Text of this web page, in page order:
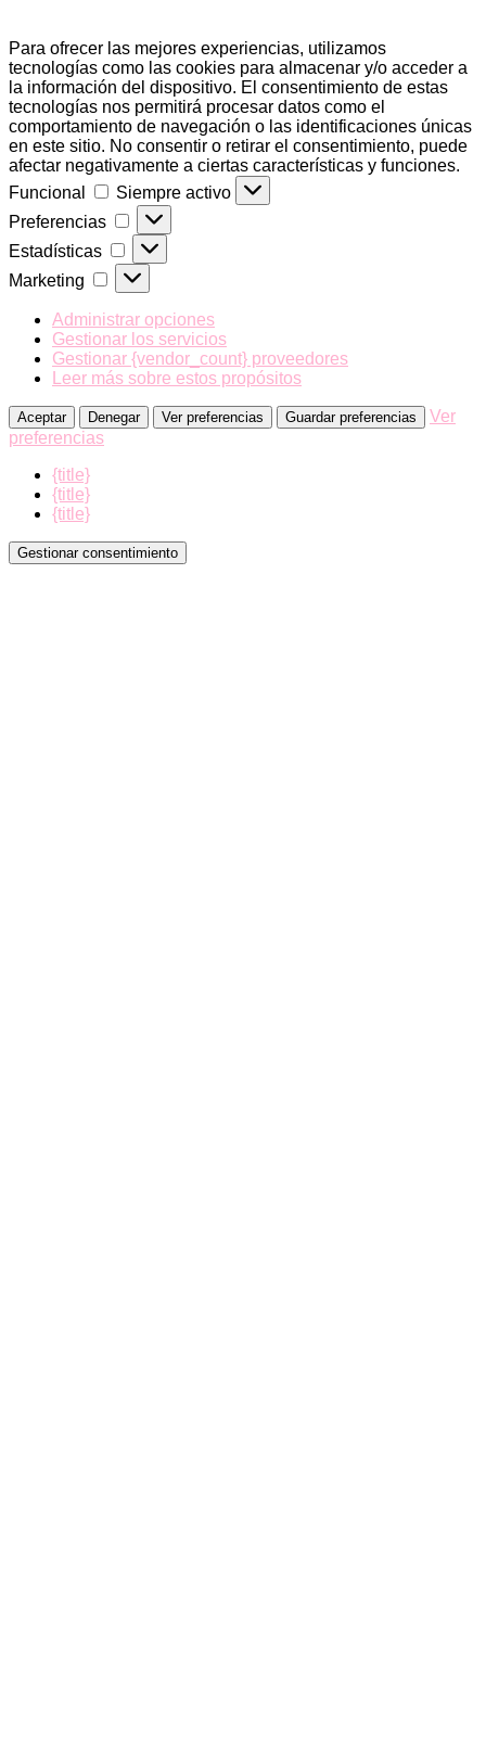
Para ofrecer las mejores experiencias, utilizamos
tecnologías como las cookies para almacenar y/o acceder a
la información del dispositivo. El consentimiento de estas
tecnologías nos permitirá procesar datos como el
comportamiento de navegación o las identificaciones únicas
en este sitio. No consentir o retirar el consentimiento, puede
afectar negativamente a ciertas características y funciones.
Funcional
Funcional
Siempre activo
Preferencias
Preferencias
Estadísticas Estadísticas
Marketing Marketing
Administrar opciones
Gestionar los servicios
Gestionar {vendor_count} proveedores
Leer más sobre estos propósitos
Aceptar Denegar Ver preferencias Guardar preferencias
Ver
preferencias
{title}
{title}
{title}
Gestionar consentimiento